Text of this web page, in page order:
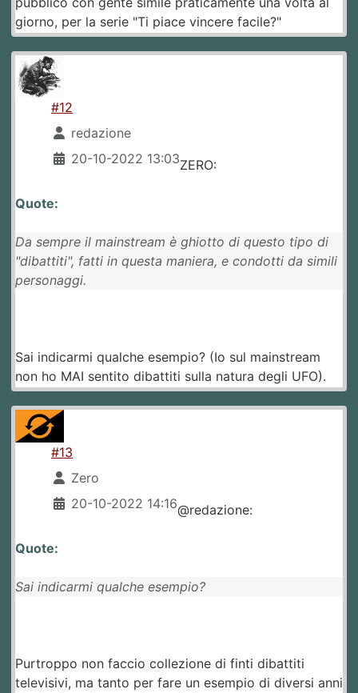
giorno, per la serie "Ti piace vincere facile?"
#12
redazione
20-10-2022 13:03ZERO:
Quote:
Da sempre il mainstream è ghiotto di questo tipo di
"dibattiti", fatti in questa maniera, e condotti da simili
personaggi.
Sai indicarmi qualche esempio? (Io sul mainstream
non ho MAI sentito dibattiti sulla natura degli UFO).
#13
Zero
20-10-2022 14:16@redazione:
Quote:
Sai indicarmi qualche esempio?
Purtroppo non faccio collezione di finti dibattiti
televisivi, ma tanto per fare un esempio di diversi anni